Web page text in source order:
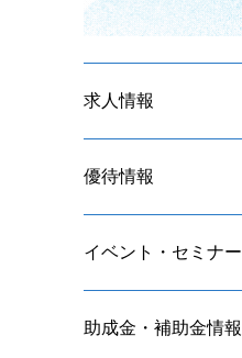
求人情報
優待情報
イベント・セミナー
助成金・補助金情報